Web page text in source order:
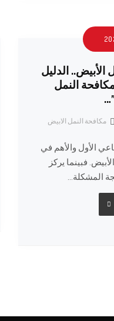
الدليل
النمل
مكافحة النمل الابيض
الأول والأهم في
فبينما يركز
المشكلة...